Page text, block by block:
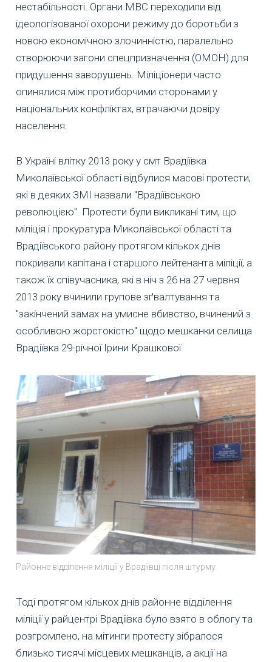
нестабільності. Органи МВС переходили від
ідеологізованої охорони режиму до боротьби з
новою економічною злочинністю, паралельно
створюючи загони спецпризначення (ОМОН) для
придушення заворушень. Міліціонери часто
опинялися між протиборчими сторонами у
національних конфліктах, втрачаючи довіру
населення.
В Україні влітку 2013 року у смт Врадіївка
Миколаївської області відбулися масові протести,
які в деяких ЗМІ назвали "Врадіївською
революцією". Протести були викликані тим, що
міліція і прокуратура Миколаївської області та
Врадіївського району протягом кількох днів
покривали капітана і старшого лейтенанта міліції, а
також їх співучасника, які в ніч з 26 на 27 червня
2013 року вчинили групове зґвалтування та
"закінчений замах на умисне вбивство, вчинений з
особливою жорстокістю" щодо мешканки селища
Врадіївка 29-річної Ірини Крашкової.
Районне відділення міліції у Врадіївці після штурму
Тоді протягом кількох днів районне відділення
міліції у райцентрі Врадіївка було взято в облогу та
розгромлено, на мітинги протесту зібралося
близько тисячі місцевих мешканців, а акції на